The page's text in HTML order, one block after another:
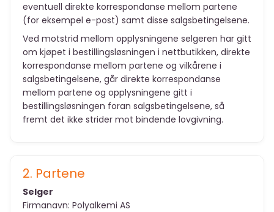
eventuell direkte korrespondanse mellom partene
(for eksempel e-post) samt disse salgsbetingelsene.
Ved motstrid mellom opplysningene selgeren har gitt
om kjøpet i bestillingsløsningen i nettbutikken, direkte
korrespondanse mellom partene og vilkårene i
salgsbetingelsene, går direkte korrespondanse
mellom partene og opplysningene gitt i
bestillingsløsningen foran salgsbetingelsene, så
fremt det ikke strider mot bindende lovgivning.
2. Partene
Selger
Firmanavn: Polyalkemi AS